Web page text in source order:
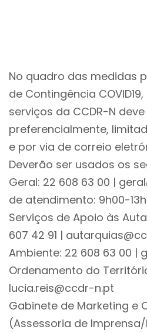
No quadro das medidas
de Contingência
serviços da CCDR-N deve
preferencialmente,
e por via de correio
Deverão ser usados os
Geral: 22 608 63 00 |
de atendimento: 9h00-
Serviços de Apoio às
607 42 91 |
Ambiente: 22 608 63 00 |
Ordenamento do
lucia.reis@ccdr-n.pt
Gabinete de Marketing e
(Assessoria de